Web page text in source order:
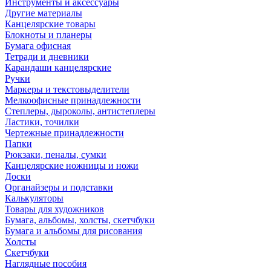
Инструменты и аксессуары
Другие материалы
Канцелярские товары
Блокноты и планеры
Бумага офисная
Тетради и дневники
Карандаши канцелярские
Ручки
Маркеры и текстовыделители
Мелкоофисные принадлежности
Степлеры, дыроколы, антистеплеры
Ластики, точилки
Чертежные принадлежности
Папки
Рюкзаки, пеналы, сумки
Канцелярские ножницы и ножи
Доски
Органайзеры и подставки
Калькуляторы
Товары для художников
Бумага, альбомы, холсты, скетчбуки
Бумага и альбомы для рисования
Холсты
Скетчбуки
Наглядные пособия